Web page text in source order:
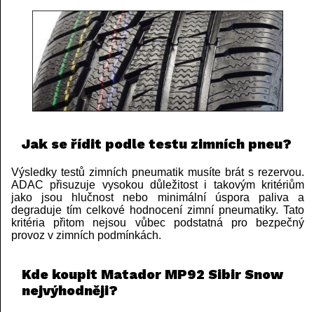
Jak se řídit podle testu zimních pneu?
Výsledky testů zimních pneumatik musíte brát s rezervou.
ADAC přisuzuje vysokou důležitost i takovým kritériům
jako jsou hlučnost nebo minimální úspora paliva a
degraduje tím celkové hodnocení zimní pneumatiky. Tato
kritéria přitom nejsou vůbec podstatná pro bezpečný
provoz v zimních podmínkách.
Kde koupit Matador MP92 Sibir Snow
nejvýhodněji?